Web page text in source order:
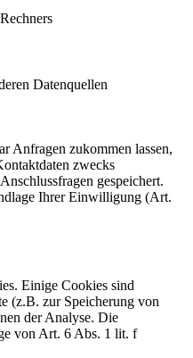
Datenquellen
Anfragen zukommen lassen,
zwecks
gespeichert.
Ihrer Einwilligung (Art.
Einige Cookies sind
(z.B. zur Speicherung von
der Analyse. Die
von Art. 6 Abs. 1 lit. f